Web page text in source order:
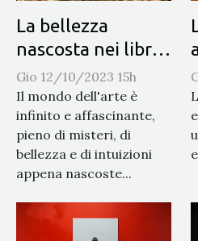
La bellezza
nascosta nei libri
d'arte dimenticati
Gio 12/10/2023 15h
Il mondo dell'arte è
infinito e affascinante,
pieno di misteri, di
bellezza e di intuizioni
appena nascoste...